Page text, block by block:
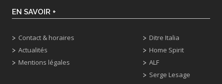
EN SAVOIR +
Contact & horaires
Actualités
Mentions légales
Ditre Italia
Home Spirit
ALF
Serge Lesage